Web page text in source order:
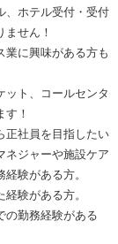
、ホテル受付・受付
せん！
業に興味がある方も
ット、コールセンタ
！
正社員を目指したい
ネジャーや施設ケア
験がある方。
験がある方。
の勤務経験がある